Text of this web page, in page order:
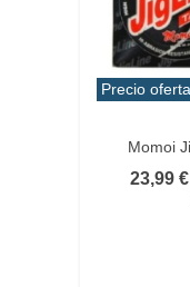
Precio oferta
Momoi
23,99 €